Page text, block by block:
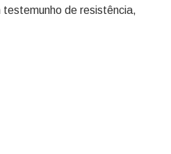
testemunho de resistência,